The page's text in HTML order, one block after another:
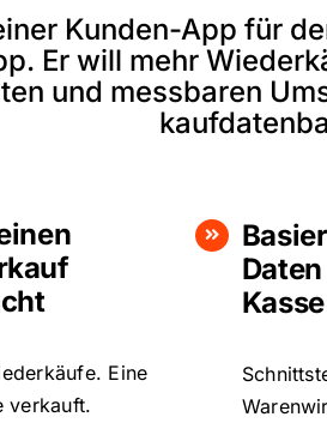
Kunden-App für
Er will mehr
und messbaren
Eine
verkauft.
Kasse